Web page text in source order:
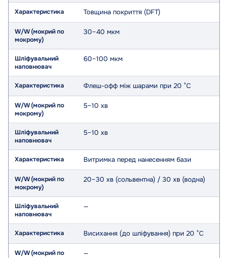
Товщина покриття (DFT)
30–40 мкм
60–100 мкм
Флеш-офф між шарами при 20 °C
5–10 хв
5–10 хв
Витримка перед нанесенням бази
20–30 хв (сольвентна) / 30 хв (водна)
—
Висихання (до шліфування) при 20 °C
—